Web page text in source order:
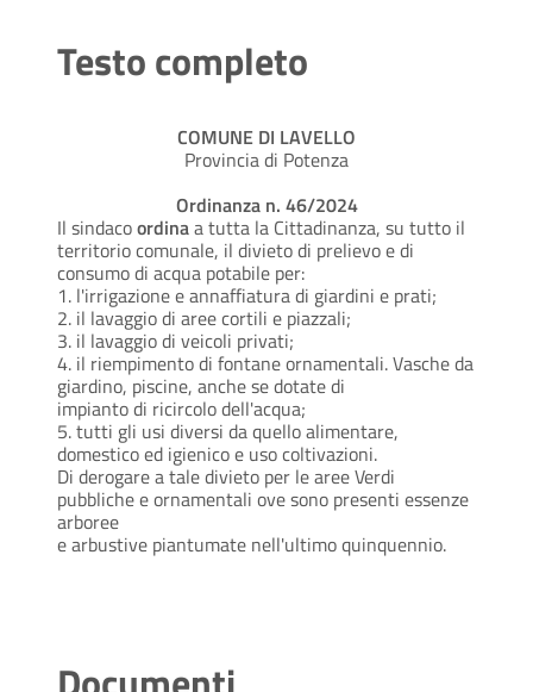
Testo completo
COMUNE DI LAVELLO
Provincia di Potenza
Ordinanza n. 46/2024
Il sindacoordinaa tutta la Cittadinanza, su tutto il
territorio comunale, il divieto di prelievo e di
consumo di acqua potabile per:
1. l'irrigazione e annaffiatura di giardini e prati;
2. il lavaggio di aree cortili e piazzali;
3. il lavaggio di veicoli privati;
4. il riempimento di fontane ornamentali. Vasche da
giardino, piscine, anche se dotate di
impianto di ricircolo dell'acqua;
5. tutti gli usi diversi da quello alimentare,
domestico ed igienico e uso coltivazioni.
Di derogare a tale divieto per le aree Verdi
pubbliche e ornamentali ove sono presenti essenze
arboree
e arbustive piantumate nell'ultimo quinquennio.